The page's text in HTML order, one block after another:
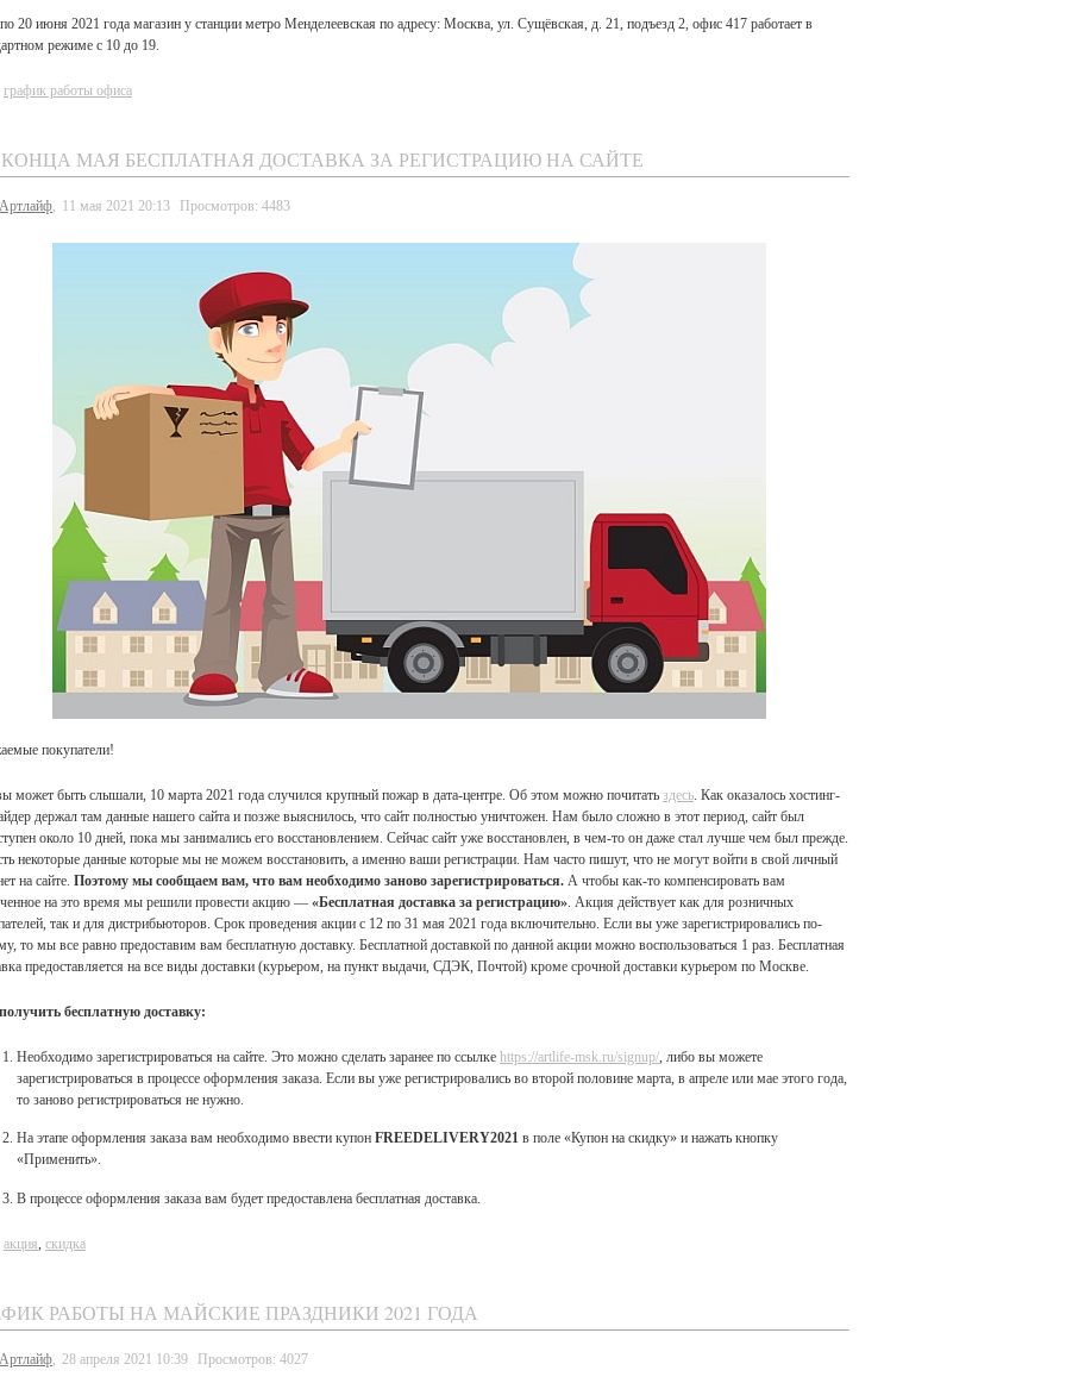
20 июня 2021 года магазин у станции метро Менделеевская по адресу: Москва, ул. Сущёвская, д. 21, подъезд 2, офис 417 работает в
режиме с 10 до 19.
график работы офиса
МАЯ БЕСПЛАТНАЯ ДОСТАВКА ЗА РЕГИСТРАЦИЮ НА САЙТЕ
Артлайф, 11 мая 2021 20:13 Просмотров: 4483
покупатели!
может быть слышали, 10 марта 2021 года случился крупный пожар в дата-центре. Об этом можно почитать здесь. Как оказалось хостинг-
держал там данные нашего сайта и позже выяснилось, что сайт полностью уничтожен. Нам было сложно в этот период, сайт был
около 10 дней, пока мы занимались его восстановлением. Сейчас сайт уже восстановлен, в чем-то он даже стал лучше чем был прежде.
некоторые данные которые мы не можем восстановить, а именно ваши регистрации. Нам часто пишут, что не могут войти в свой личный
на сайте. Поэтому мы сообщаем вам, что вам необходимо заново зарегистрироваться. А чтобы как-то компенсировать вам
на это время мы решили провести акцию — «Бесплатная доставка за регистрацию». Акция действует как для розничных
так и для дистрибьюторов. Срок проведения акции с 12 по 31 мая 2021 года включительно. Если вы уже зарегистрировались по-
то мы все равно предоставим вам бесплатную доставку. Бесплатной доставкой по данной акции можно воспользоваться 1 раз. Бесплатная
предоставляется на все виды доставки (курьером, на пункт выдачи, СДЭК, Почтой) кроме срочной доставки курьером по Москве.
бесплатную доставку:
Необходимо зарегистрироваться на сайте. Это можно сделать заранее по ссылке https://artlife-msk.ru/signup/, либо вы можете
зарегистрироваться в процессе оформления заказа. Если вы уже регистрировались во второй половине марта, в апреле или мае этого года,
то заново регистрироваться не нужно.
На этапе оформления заказа вам необходимо ввести купон FREEDELIVERY2021 в поле «Купон на скидку» и нажать кнопку
«Применить».
В процессе оформления заказа вам будет предоставлена бесплатная доставка.
акция скидка
РАБОТЫ НА МАЙСКИЕ ПРАЗДНИКИ 2021 ГОДА
Артлайф 28 апреля 2021 10:39 Просмотров: 4027